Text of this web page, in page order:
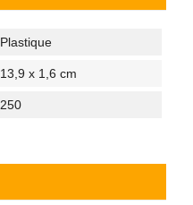
Plastique
13,9 x 1,6 cm
250